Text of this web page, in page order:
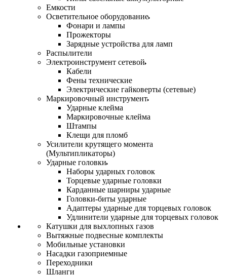
Емкости
Осветительное оборудование
Фонари и лампы
Прожекторы
Зарядные устройства для ламп
Распылители
Электроинструмент сетевой
Кабели
Фены технические
Электрические гайковерты (сетевые)
Маркировочный инструмент
Ударные клейма
Маркировочные клейма
Штампы
Клещи для пломб
Усилители крутящего момента
(Мультипликаторы)
Ударные головки
Наборы ударных головок
Торцевые ударные головки
Карданные шарниры ударные
Головки-биты ударные
Адаптеры ударные для торцевых головок
Удлинители ударные для торцевых головок
Катушки для выхлопных газов
Вытяжные подвесные комплекты
Мобильные установки
Насадки газоприемные
Переходники
Шланги